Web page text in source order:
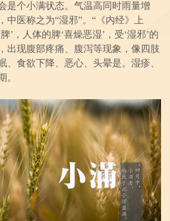
是个小满状态。气温高同时雨量增
中医称之为“湿邪”。“《内经》上
’，人体的脾‘喜燥恶湿’，受‘湿邪’的
出现腹部疼痛、腹泻等现象，像四肢
、食欲下降、恶心、头晕是。湿疹、
。